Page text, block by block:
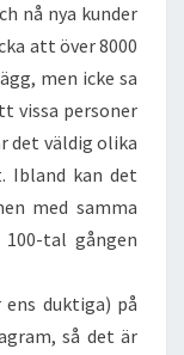
nå nya kunder
att över 8000
men icke sa
vissa personer
det väldig olika
Ibland kan det
med samma
tal gången
duktiga) på
så det är